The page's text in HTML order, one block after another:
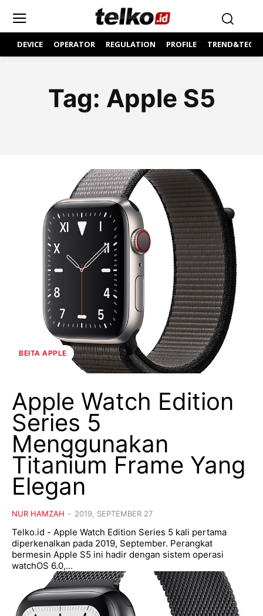
DEVICE OPERATOR REGULATION PROFILE
Tag: Apple S5
BEITA APPLE
Apple Watch Edition
Series 5
Menggunakan
Titanium Frame Yang
Elegan
NUR HAMZAH - 2019, SEPTEMBER 27
Telko.id - Apple Watch Edition Series 5 kali pertama
diperkenalkan pada 2019, September. Perangkat
bermesin Apple S5 ini hadir dengan sistem operasi
watchOS 6.0,...